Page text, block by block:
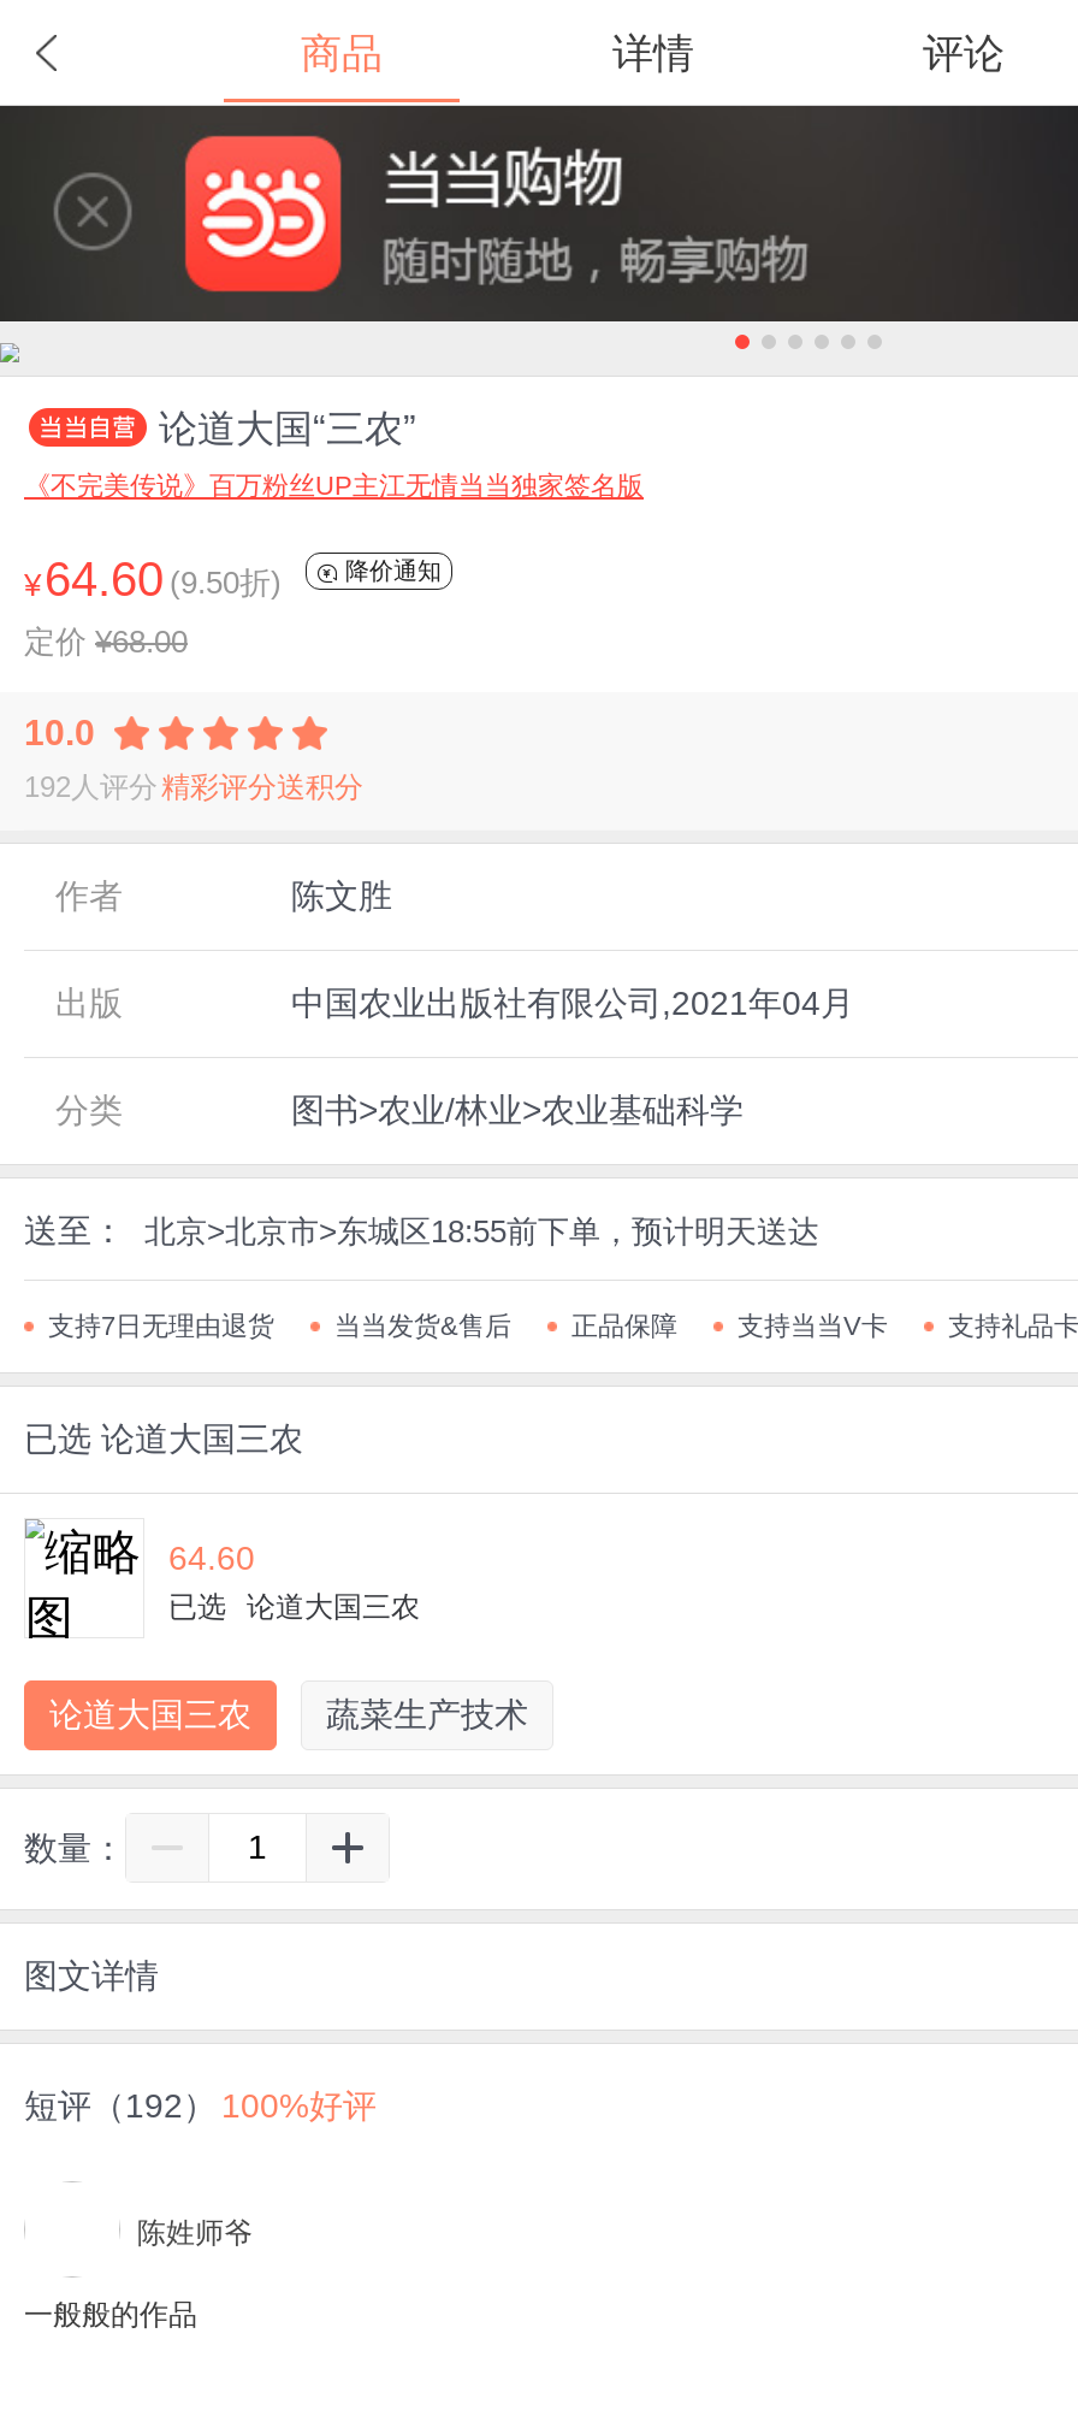
商品 详情 评论
分类
论道大国“三农”
《不完美传说》百万粉丝UP主江无情当当独家签名版
¥64.60 (9.50折) 降价通知
定价 ¥68.00
10.0
192人评分精彩评分送积分
作者 陈文胜
出版 中国农业出版社有限公司,2021年04月
分类 图书>农业/林业>农业基础科学
送至： 北京>北京市>东城区18:55前下单，预计明天送达
支持7日无理由退货 当当发货&售后 正品保障 支持当当V卡 支持礼品
已选 论道大国三农
64.60
已选 论道大国三农
论道大国三农 蔬菜生产技术
数量：
图文详情
短评（192） 100%好评
陈姓师爷
一般般的作品